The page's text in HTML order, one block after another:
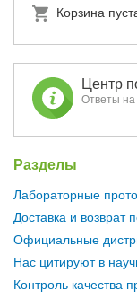
Корзина
Центр
Ответы на
Разделы
Лабораторные
Доставка и возврат
Официальные
Нас цитируют в
Контроль качества